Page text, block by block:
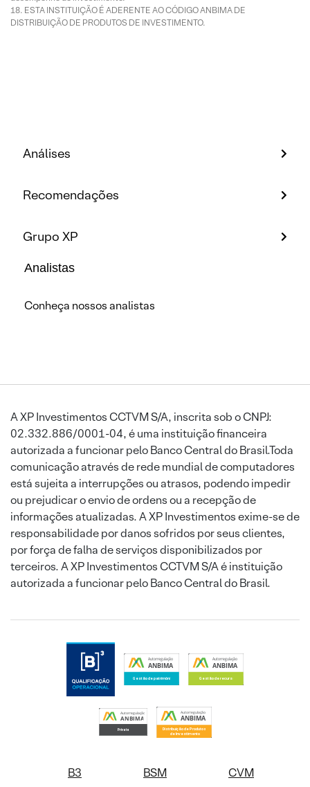
ESTA INSTITUIÇÃO É ADERENTE AO CÓDIGO ANBIMA DE
DISTRIBUIÇÃO DE PRODUTOS DE INVESTIMENTO.
Análises
Recomendações
Grupo XP
Analistas
Conheça nossos analistas
A XP Investimentos CCTVM S/A, inscrita sob o CNPJ:
02.332.886/0001-04, é uma instituição financeira
autorizada a funcionar pelo Banco Central do Brasil.Toda
comunicação através de rede mundial de computadores
está sujeita a interrupções ou atrasos, podendo impedir
ou prejudicar o envio de ordens ou a recepção de
informações atualizadas. A XP Investimentos exime-se de
responsabilidade por danos sofridos por seus clientes,
por força de falha de serviços disponibilizados por
terceiros. A XP Investimentos CCTVM S/A é instituição
autorizada a funcionar pelo Banco Central do Brasil.
B3 BSM CVM